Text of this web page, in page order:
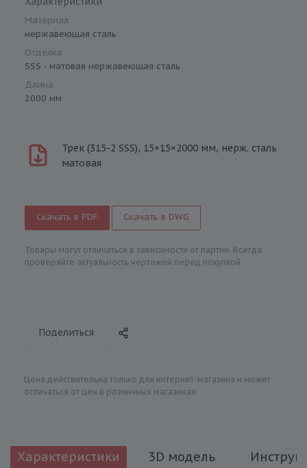
Материал
нержавеющая сталь
Отделка
SSS - матовая нержавеющая сталь
Длина
2000 мм
Трек (315-2 SSS), 15×15×2000 мм, нерж. сталь
матовая
Скачать в PDF Скачать в DWG
Товары могут отличаться в зависимости от партии. Всегда
проверяйте актуальность чертежей перед покупкой.
Поделиться
Цена действительна только для интернет-магазина и может
отличаться от цен в розничных магазинах
Характеристики 3D модель